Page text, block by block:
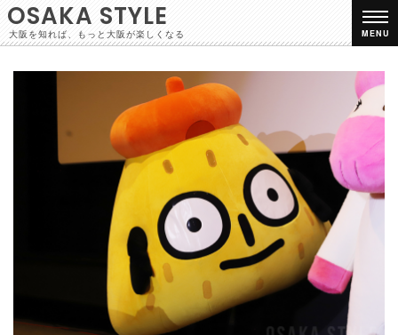
OSAKA STYLE
大阪を知れば、もっと大阪が楽しくなる MENU